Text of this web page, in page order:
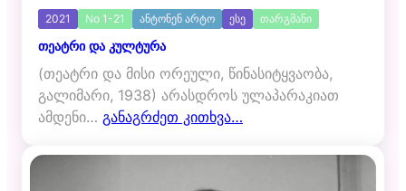
2021 No 1-21 ანტონენ არტო ესე თარგმანი
თეატრი და კულტურა
(თეატრი და მისი ორეული, წინასიტყვაობა,
გალიმარი, 1938) არასდროს ულაპარაკიათ
ამდენი… განაგრძეთ კითხვა…